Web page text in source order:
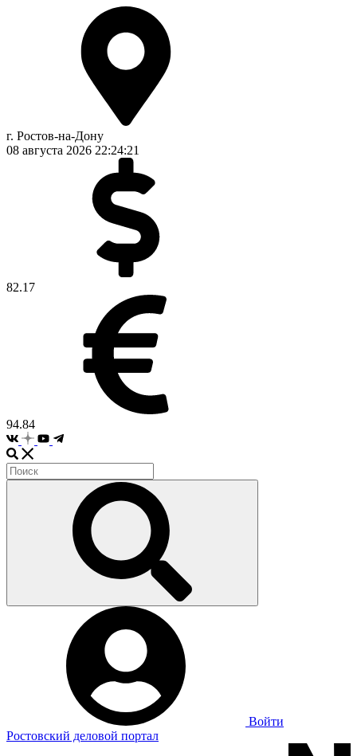
г. Ростов-на-Дону
08 августа 2026 22:24:21
82.17
94.84
Войти
Ростовский деловой портал